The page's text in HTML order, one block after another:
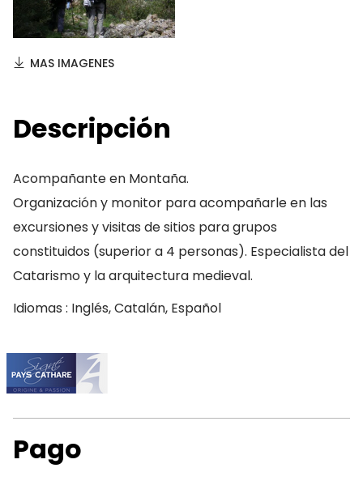
MAS IMAGENES
Descripción
Acompañante en Montaña.
Organización y monitor para acompañarle en las
excursiones y visitas de sitios para grupos
constituidos (superior a 4 personas). Especialista del
Catarismo y la arquitectura medieval.
Idiomas : Inglés, Catalán, Español
Pago